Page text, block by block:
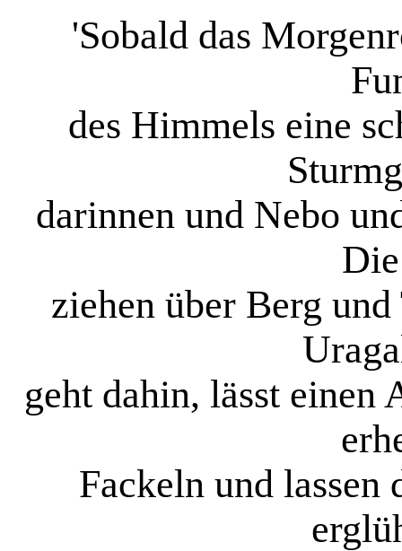
'Sobald das
des Himmels eine
darinnen und Nebo
ziehen über Berg
geht dahin, lässt
Fackeln und lassen